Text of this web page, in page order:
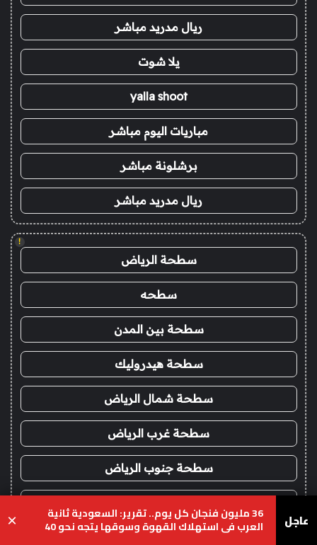
ريال مدريد مباشر
يلا شوت
yalla shoot
مباريات اليوم مباشر
برشلونة مباشر
ريال مدريد مباشر
!
سطحة الرياض
سطحه
سطحة بين المدن
سطحة هيدروليك
سطحة شمال الرياض
سطحة غرب الرياض
سطحة جنوب الرياض
تشليح
عاجل 36 مليون فنجان كل يوم.. تقرير: السعودية ثانية
العرب في استهلاك القهوة وسوقها يتجه نحو 40 ×